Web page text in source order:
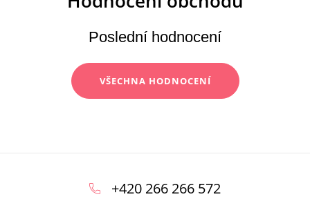
Poslední hodnocení
VŠECHNA HODNOCENÍ
+420 266 266 572